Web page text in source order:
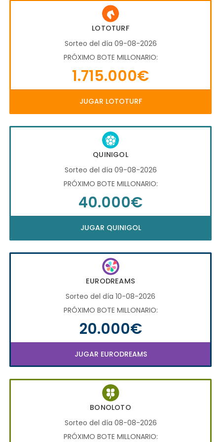
LOTOTURF
Sorteo del día 09-08-2026
PRÓXIMO BOTE MILLONARIO:
1.715.000€
JUGAR LOTOTURF
QUINIGOL
Sorteo del día 09-08-2026
PRÓXIMO BOTE MILLONARIO:
40.000€
JUGAR QUINIGOL
EURODREAMS
Sorteo del día 10-08-2026
PRÓXIMO BOTE MILLONARIO:
20.000€
JUGAR EURODREAMS
BONOLOTO
Sorteo del día 08-08-2026
PRÓXIMO BOTE MILLONARIO: